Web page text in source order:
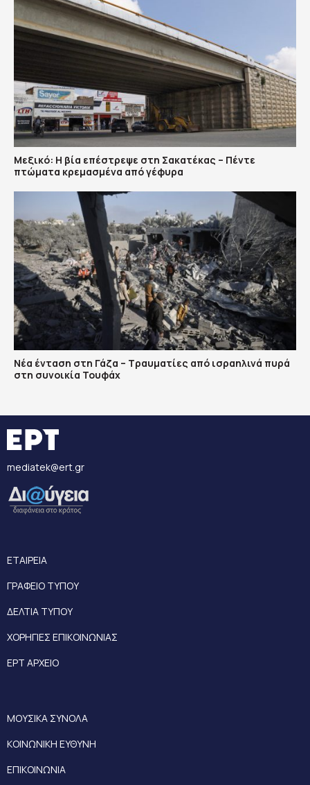
Μεξικό: Η βία επέστρεψε στη Σακατέκας – Πέντε
πτώματα κρεμασμένα από γέφυρα
Νέα ένταση στη Γάζα – Τραυματίες από ισραηλινά πυρά
στη συνοικία Τουφάχ
mediatek@ert.gr
ΕΤΑΙΡΕΙΑ
ΓΡΑΦΕΙΟ ΤΥΠΟΥ
ΔΕΛΤΙΑ ΤΥΠΟΥ
ΧΟΡΗΓΙΕΣ ΕΠΙΚΟΙΝΩΝΙΑΣ
ΕΡΤ ΑΡΧΕΙΟ
ΜΟΥΣΙΚΑ ΣΥΝΟΛΑ
ΚΟΙΝΩΝΙΚΗ ΕΥΘΥΝΗ
ΕΠΙΚΟΙΝΩΝΙΑ